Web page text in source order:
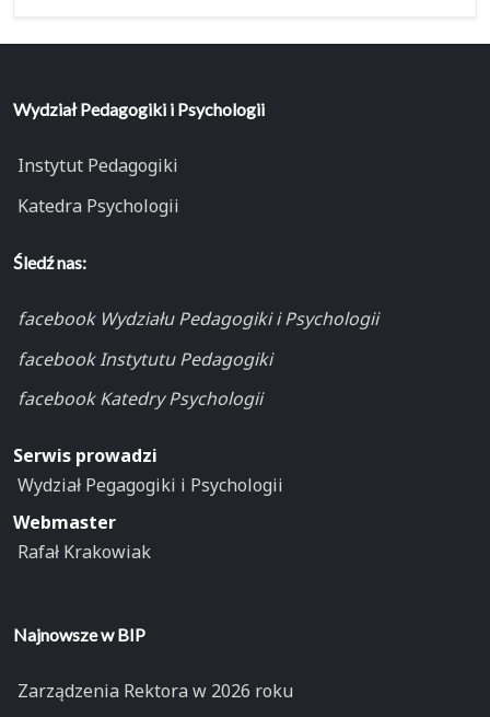
Wydział Pedagogiki i Psychologii
Instytut Pedagogiki
Katedra Psychologii
Śledź nas:
facebook Wydziału Pedagogiki i Psychologii
facebook Instytutu Pedagogiki
facebook Katedry Psychologii
Serwis prowadzi
Wydział Pegagogiki i Psychologii
Webmaster
Rafał Krakowiak
Najnowsze w BIP
Zarządzenia Rektora w 2026 roku